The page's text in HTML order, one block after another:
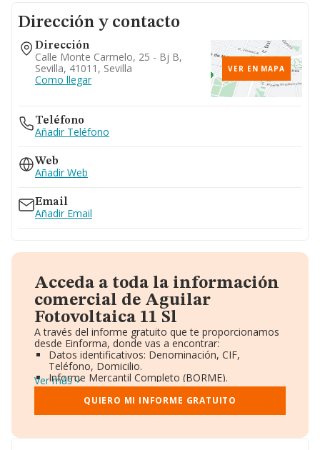
Dirección y contacto
Dirección
Calle Monte Carmelo, 25 - Bj B,
Sevilla, 41011, Sevilla
Como llegar
VER EN MAPA
Teléfono
Añadir Teléfono
Web
Añadir Web
Email
Añadir Email
Acceda a toda la información
comercial de Aguilar
Fotovoltaica 11 Sl
A través del informe gratuito que te proporcionamos
desde Einforma, donde vas a encontrar:
Datos identificativos: Denominación, CIF,
Teléfono, Domicilio.
Informe Mercantil Completo (BORME).
Gráficos de Evolución Ventas y Empleados.
Consejo de Administración y Administradores.
Directivos y Ejecutivos.
Ver más
QUIERO MI INFORME GRATUITO